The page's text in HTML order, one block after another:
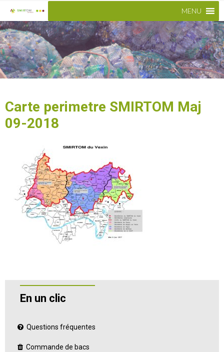
MENU
Carte perimetre SMIRTOM Maj
09-2018
En un clic
Questions fréquentes
Commande de bacs